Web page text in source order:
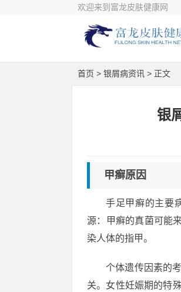
欢迎来到富龙皮肤健康网
首页 > 银屑病资讯 > 正文
银
甲癣原因
手足甲癣的主要
源：甲癣的真菌可能
染人体的指甲。
个体遗传因素的
关。女性妊娠期的特